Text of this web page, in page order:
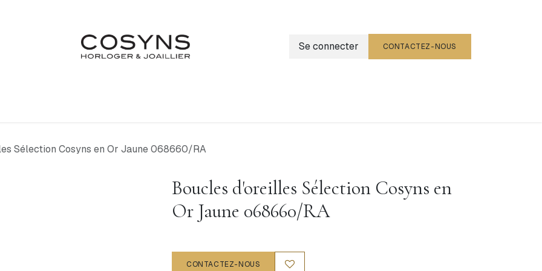
Se connecter CONTACTEZ-NOUS
Sélection Cosyns en Or Jaune 068660/RA
Boucles d'oreilles Sélection Cosyns en
Or Jaune 068660/RA
CONTACTEZ-NOUS